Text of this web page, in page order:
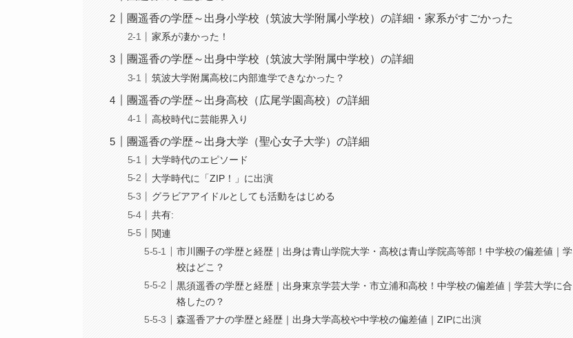
團遥香の学歴～出身小学校（筑波大学附属小学校）の詳細・家系がすごかった
家系が凄かった！
團遥香の学歴～出身中学校（筑波大学附属中学校）の詳細
筑波大学附属高校に内部進学できなかった？
團遥香の学歴～出身高校（広尾学園高校）の詳細
高校時代に芸能界入り
團遥香の学歴～出身大学（聖心女子大学）の詳細
大学時代のエピソード
大学時代に「ZIP！」に出演
グラビアアイドルとしても活動をはじめる
共有:
関連
市川團子の学歴と経歴｜出身は青山学院大学・高校は青山学院高等部！中学校の偏差値｜学
校はどこ？
黒須遥香の学歴と経歴｜出身東京学芸大学・市立浦和高校！中学校の偏差値｜学芸大学に合
格したの？
森遥香アナの学歴と経歴｜出身大学高校や中学校の偏差値｜ZIPに出演